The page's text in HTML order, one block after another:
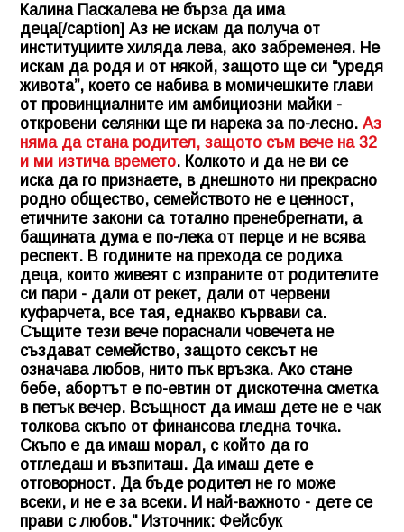
Калина Паскалева не бърза да има
деца[/caption] Аз не искам да получа от
институциите хиляда лева, ако забременея. Не
искам да родя и от някой, защото ще си “уредя
живота”, което се набива в момичешките глави
от провинциалните им амбициозни майки -
откровени селянки ще ги нарека за по-лесно. Аз
няма да стана родител, защото съм вече на 32
и ми изтича времето. Колкото и да не ви се
иска да го признаете, в днешното ни прекрасно
родно общество, семейството не е ценност,
етичните закони са тотално пренебрегнати, а
бащината дума е по-лека от перце и не всява
респект. В годините на прехода се родиха
деца, които живеят с изпраните от родителите
си пари - дали от рекет, дали от червени
куфарчета, все тая, еднакво кървави са.
Същите тези вече пораснали човечета не
създават семейство, защото сексът не
означава любов, нито пък връзка. Ако стане
бебе, абортът е по-евтин от дискотечна сметка
в петък вечер. Всъщност да имаш дете не е чак
толкова скъпо от финансова гледна точка.
Скъпо е да имаш морал, с който да го
отгледаш и възпиташ. Да имаш дете е
отговорност. Да бъде родител не го може
всеки, и не е за всеки. И най-важното - дете се
прави с любов." Източник: Фейсбук